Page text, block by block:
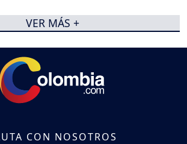
VER MÁS +
CON NOSOTROS